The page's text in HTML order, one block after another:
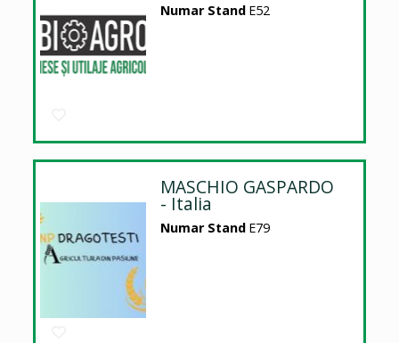
Numar Stand E52
MASCHIO GASPARDO
- Italia
Numar Stand E79